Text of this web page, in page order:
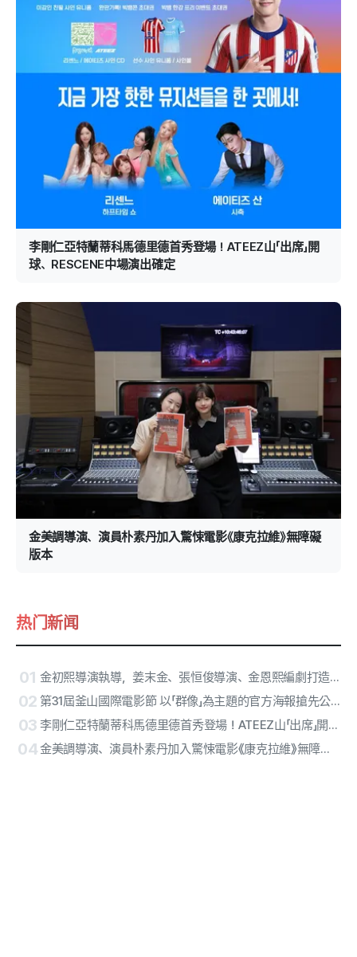
李剛仁亞特蘭蒂科馬德里德首秀登場！ATEEZ山「出席」開
球、RESCENE中場演出確定
金美調導演、演員朴素丹加入驚悚電影《康克拉維》無障礙
版本
热门新闻
01 金初熙導演執導，姜末金、張恒俊導演、金恩熙編劇打造超豪華預告片，那位主角是
02 第31屆釜山國際電影節 以「群像」為主題的官方海報搶先公開
03 李剛仁亞特蘭蒂科馬德里德首秀登場！ATEEZ山「出席」開球、RESCENE中場演出確定
04 金美調導演、演員朴素丹加入驚悚電影《康克拉維》無障礙版本